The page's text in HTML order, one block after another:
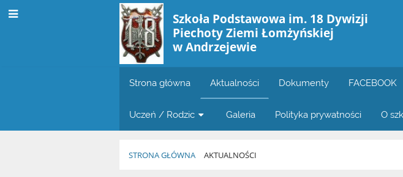
Szkoła Podstawowa im. 18 Dywizji
Piechoty Ziemi Łomżyńskiej
w Andrzejewie
Strona główna Aktualności Dokumenty FACEBOOK
Uczeń / Rodzic Galeria Polityka prywatności O
STRONA GŁÓWNA AKTUALNOŚCI